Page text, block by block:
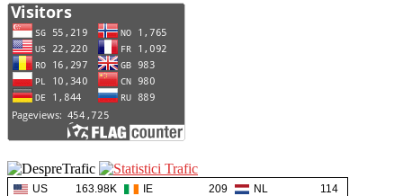
US 163.98K IE 209 NL
114